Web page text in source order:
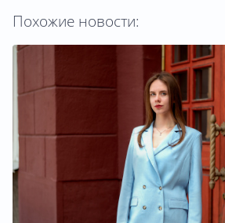
Похожие новости: